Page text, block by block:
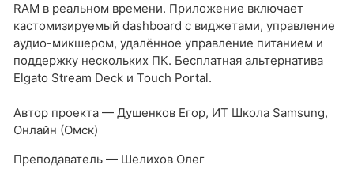
RAM в реальном времени. Приложение включает
кастомизируемый dashboard с виджетами, управление
аудио-микшером, удалённое управление питанием и
поддержку нескольких ПК. Бесплатная альтернатива
Elgato Stream Deck и Touch Portal.
Автор проекта — Душенков Егор, ИТ Школа Samsung,
Онлайн (Омск)
Преподаватель — Шелихов Олег